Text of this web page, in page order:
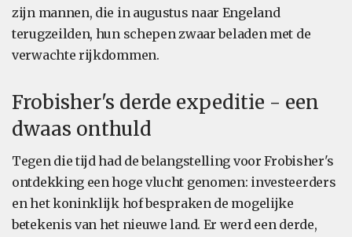
zijn mannen, die in augustus naar Engeland
terugzeilden, hun schepen zwaar beladen met de
verwachte rijkdommen.
Frobisher's derde expeditie - een
dwaas onthuld
Tegen die tijd had de belangstelling voor Frobisher's
ontdekking een hoge vlucht genomen: investeerders
en het koninklijk hof bespraken de mogelijke
betekenis van het nieuwe land. Er werd een derde,